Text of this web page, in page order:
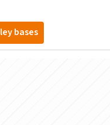
ley bases